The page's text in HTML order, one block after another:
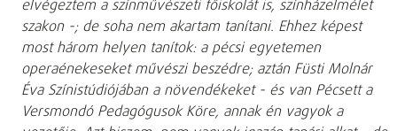
elvégeztem a színművészeti főiskolát is, színházelmélet
szakon -; de soha nem akartam tanítani. Ehhez képest
most három helyen tanítok: a pécsi egyetemen
operaénekeseket művészi beszédre; aztán Füsti Molnár
Éva Színistúdiójában a növendékeket - és van Pécsett a
Versmondó Pedagógusok Köre, annak én vagyok a